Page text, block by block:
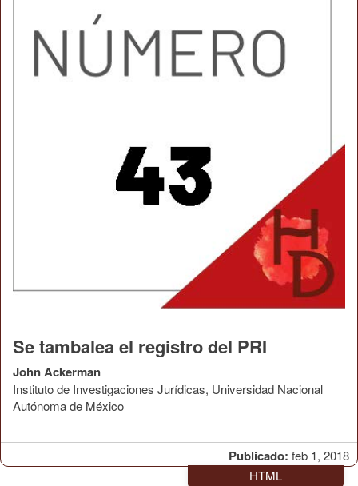
Publicado: feb 1, 2018
Se tambalea el registro del PRI
John Ackerman
Instituto de Investigaciones Jurídicas, Universidad Nacional
Autónoma de México
HTML